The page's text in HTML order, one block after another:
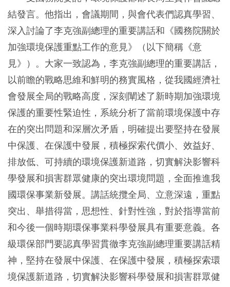
結發言。他指出，會議期間，與會代表們認真學習、
深入討論了李克強副總理的重要講話和《國務院關於
加強環境保護重點工作的意見》（以下簡稱《意
見》）。大家一致認為，李克強副總理的重要講話，
以前瞻的戰略思維和鮮明的務實風格，從我國經濟社
會發展全局的戰略高度，深刻闡述了新時期加強環境
保護的重要性緊迫性，系統分析了當前環境保護中存
在的突出問題和深層次矛盾，明確提出要堅持在發展
中保護、在保護中發展，積極探索代價小、效益好、
排放低、可持續的環境保護新道路，切實解決影響科
學發展和損害群眾健康的突出環境問題，全面推進我
國環保事業新發展。講話統攬全局、立意深遠，重點
突出、舉措得當，思想性、針對性強，對於指導當前
和今後一個時期環保事業科學發展具有重要意義。各
級環保部門要認真學習貫徹李克強副總理重要講話精
神，堅持在發展中保護、在保護中發展，積極探索環
境保護新道路，切實解決影響科學發展和損害群眾健